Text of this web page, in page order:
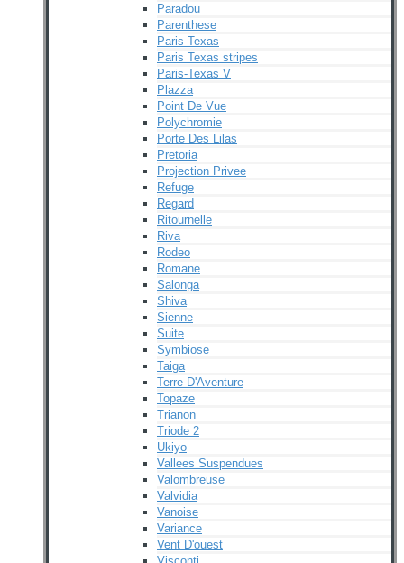
Paradou
Parenthese
Paris Texas
Paris Texas stripes
Paris-Texas V
Plazza
Point De Vue
Polychromie
Porte Des Lilas
Pretoria
Projection Privee
Refuge
Regard
Ritournelle
Riva
Rodeo
Romane
Salonga
Shiva
Sienne
Suite
Symbiose
Taiga
Terre D'Aventure
Topaze
Trianon
Triode 2
Ukiyo
Vallees Suspendues
Valombreuse
Valvidia
Vanoise
Variance
Vent D'ouest